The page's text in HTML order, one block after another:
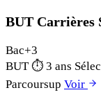
BUT Carrières
Bac+3
BUT ⏱ 3 ans
Parcoursup Voir